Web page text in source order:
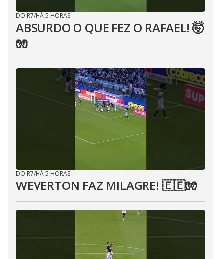
DO R7/HÁ 5 HORAS
ABSURDO O QUE FEZ O RAFAEL! 🤯
🧤
DO R7/HÁ 5 HORAS
WEVERTON FAZ MILAGRE! 🇪🇪🧤